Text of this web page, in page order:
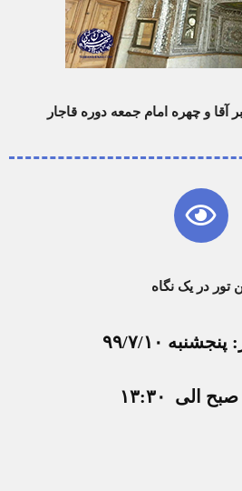
آقا و چهره امام جمعه دوره قاجار
تور در یک نگاه
: پنجشنبه ۹۹/۷/۱۰